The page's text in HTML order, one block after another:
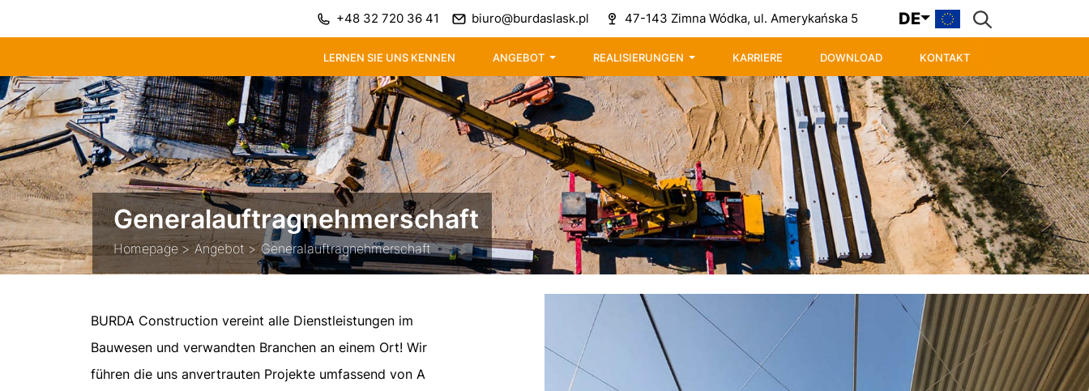
+48 32 720 36 41 biuro@burdaslask.pl 47-143 Zimna Wódka, ul. Amerykańska 5 DE
LERNEN SIE UNS KENNEN ANGEBOT REALISIERUNGEN KARRIERE DOWNLOAD KONTAKT
Generalauftragnehmerschaft
Homepage Angebot Generalauftragnehmerschaft
BURDA Construction vereint alle Dienstleistungen im
Bauwesen und verwandten Branchen an einem Ort! Wir
führen die uns anvertrauten Projekte umfassend von A